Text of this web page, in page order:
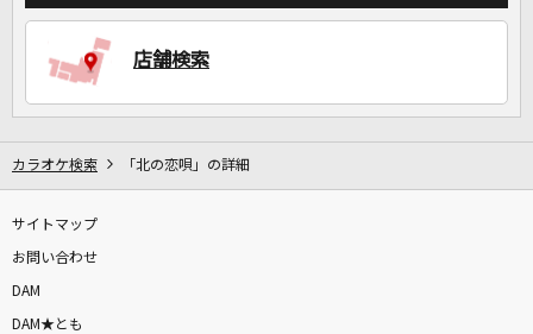
店舗検索
カラオケ検索 「北の恋唄」の詳細
サイトマップ
お問い合わせ
DAM
DAM★とも